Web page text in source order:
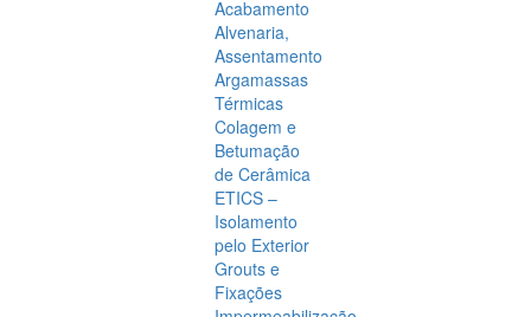
Acabamento
Alvenaria,
Assentamento
Argamassas
Térmicas
Colagem e
Betumação
de Cerâmica
ETICS –
Isolamento
pelo Exterior
Grouts e
Fixações